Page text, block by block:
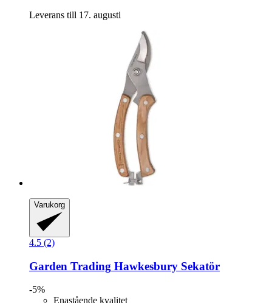
Leverans till 17. augusti
Varukorg
4.5 (2)
Garden Trading Hawkesbury Sekatör
-5%
Enastående kvalitet